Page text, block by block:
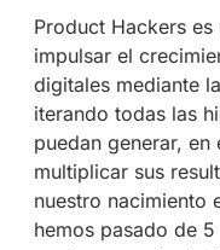
Product Hackers
impulsar el
digitales mediante
iterando todas las
puedan generar,
multiplicar sus
nuestro nacimiento
hemos pasado de